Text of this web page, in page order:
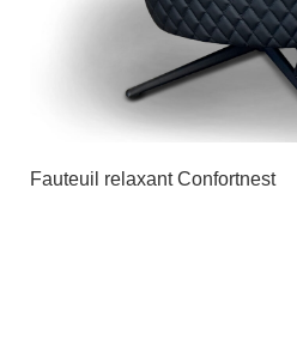
Fauteuil relaxant Confortnest